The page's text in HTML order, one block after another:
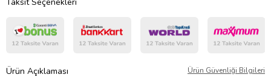
Ürün Açıklaması Ürün Güvenliği Bilgileri